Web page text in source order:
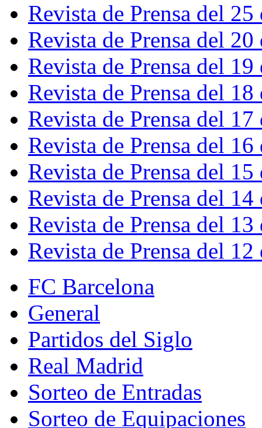
Revista de Prensa del
Revista de Prensa del
Revista de Prensa del
Revista de Prensa del
Revista de Prensa del
Revista de Prensa del
Revista de Prensa del
Revista de Prensa del
Revista de Prensa del
Revista de Prensa del
FC Barcelona
General
Partidos del Siglo
Real Madrid
Sorteo de Entradas
Sorteo de Equipaciones